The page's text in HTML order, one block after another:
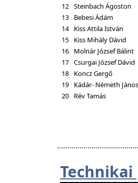
12 Steinbach Ágoston
13
Bebesi Ádám
14 Kiss Attila István
15
Kiss Mihály Dávid
16
Molnár József Bálint
17 Csurgai József Dávid
18
Koncz Gergő
19
Kádár- Németh János
20
Rév Tamás